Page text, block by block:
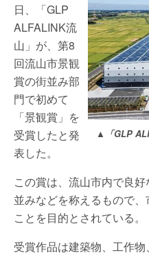
▲「GLP
日、「GLP
ALFALINK流
山」が、第8
回流山市景観
賞の街並み部
門で初めて
「景観賞」を
受賞したと発
表した。
この賞は、流山市内で良
並みなどを称えるもので
ことを目的とされている。
受賞作品は建築物、工作物